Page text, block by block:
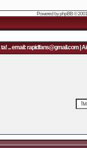
Powered byphpBB©
rapidfans@gmail.com | Aici